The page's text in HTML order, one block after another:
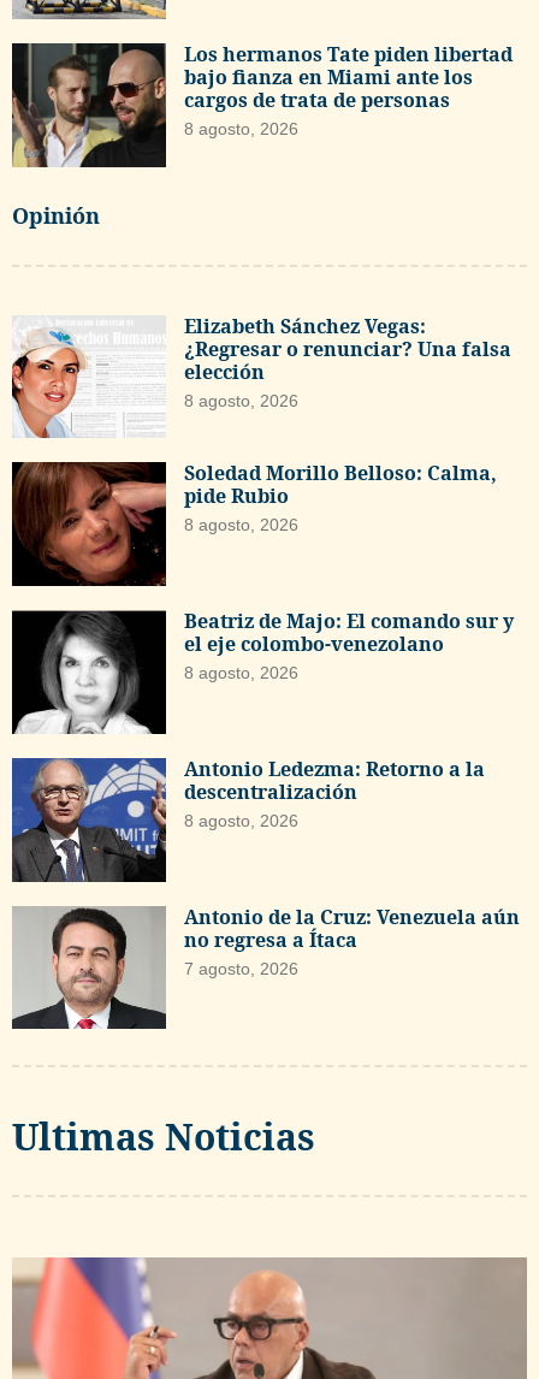
Los hermanos Tate piden libertad
bajo fianza en Miami ante los
cargos de trata de personas
8 agosto, 2026
Opinión
Elizabeth Sánchez Vegas:
¿Regresar o renunciar? Una falsa
elección
8 agosto, 2026
Soledad Morillo Belloso: Calma,
pide Rubio
8 agosto, 2026
Beatriz de Majo: El comando sur y
el eje colombo-venezolano
8 agosto, 2026
Antonio Ledezma: Retorno a la
descentralización
8 agosto, 2026
Antonio de la Cruz: Venezuela aún
no regresa a Ítaca
7 agosto, 2026
Ultimas Noticias